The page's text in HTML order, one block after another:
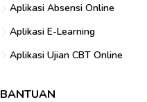
Aplikasi Absensi Online
Aplikasi E-Learning
Aplikasi Ujian CBT Online
BANTUAN